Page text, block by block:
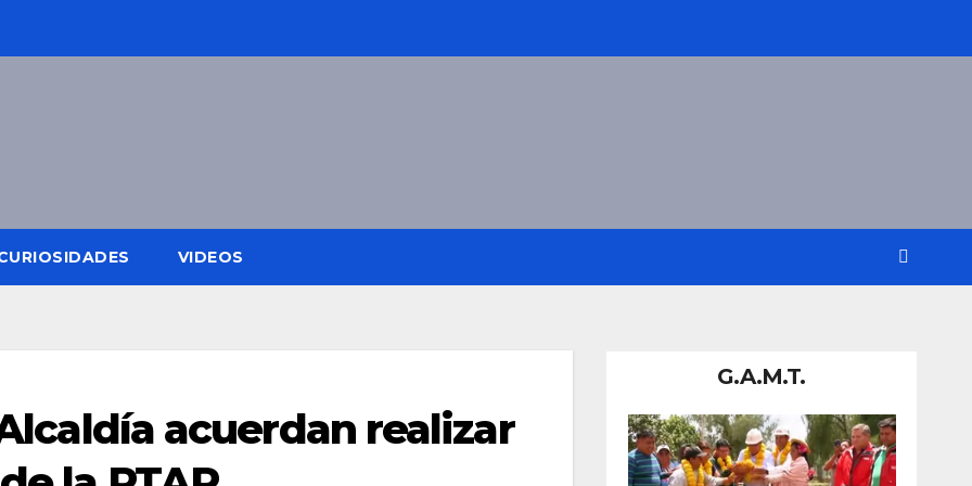
VIDEOS
acuerdan realizar
G.A.M.T.